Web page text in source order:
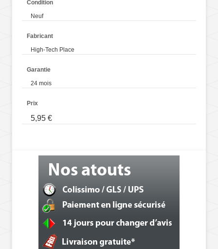
Condition
Neuf
Fabricant
High-Tech Place
Garantie
24 mois
Prix
5,95 €